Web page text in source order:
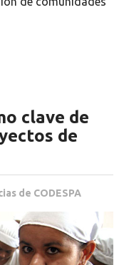
clave de
de
de CODESPA